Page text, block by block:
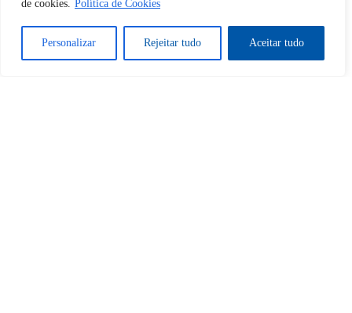
de cookies. Política de Cookies
Personalizar Rejeitar tudo Aceitar tudo